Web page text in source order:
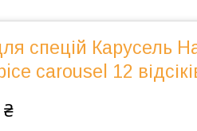
спецій Карусель
carousel 12
₴